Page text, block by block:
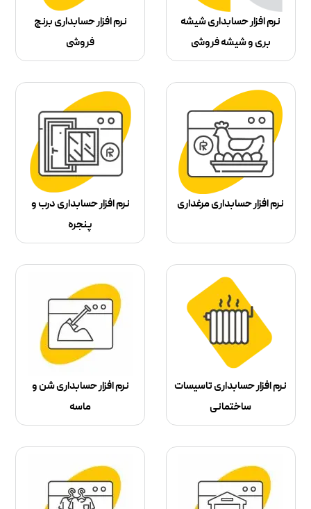
نرم افزار حسابداری شیشه
بری و شیشه فروشی
نرم افزار حسابداری برنج
فروشی
نرم افزار حسابداری مرغداری
نرم افزار حسابداری درب و
پنجره
نرم افزار حسابداری تاسیسات
ساختمانی
نرم افزار حسابداری شن و
ماسه